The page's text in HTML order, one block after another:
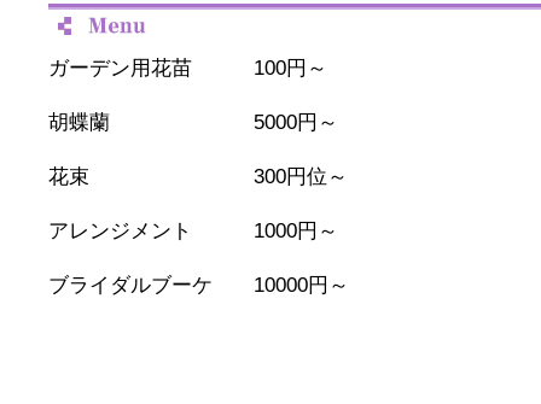
ガーデン用花苗 100円～
胡蝶蘭 5000円～
花束 300円位～
アレンジメント 1000円～
ブライダルブーケ 10000円～